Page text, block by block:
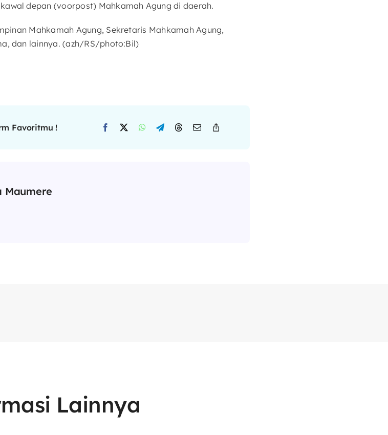
depan (voorpost) Mahkamah Agung di daerah.
Mahkamah Agung, Sekretaris Mahkamah Agung,
dan lainnya. (azh/RS/photo:Bil)
Favoritmu !
Maumere
Lainnya